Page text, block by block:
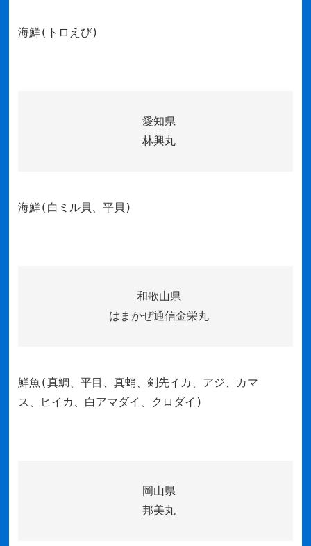
海鮮(トロえび)
愛知県
林興丸
海鮮(白ミル貝、平貝)
和歌山県
はまかぜ通信金栄丸
鮮魚(真鯛、平目、真蛸、剣先イカ、アジ、カマ
ス、ヒイカ、白アマダイ、クロダイ)
岡山県
邦美丸